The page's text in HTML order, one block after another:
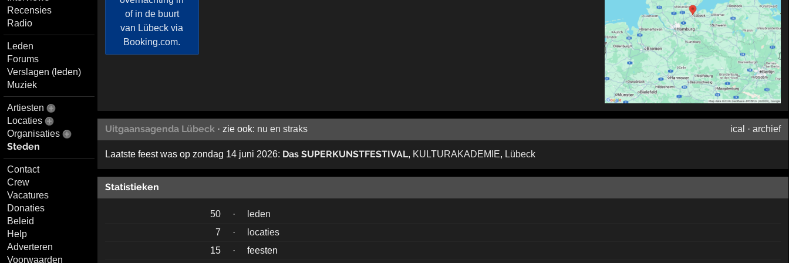
Recensies
Radio
Leden
Forums
Verslagen (leden)
Muziek
Artiesten
Locaties
Organisaties
Steden
Contact
Crew
Vacatures
Donaties
Beleid
Help
Adverteren
Voorwaarden
Uitgaansagenda Lübeck · zie ook: nu en straks ical ·archief
Laatste feest was op zondag 14 juni 2026: Das SUPERKUNSTFESTIVAL, KULTURAKADEMIE, Lübeck
Statistieken
50 ·
leden
7
·
locaties
15
· feesten